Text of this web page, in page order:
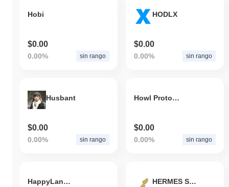
Hobi
$0.00
0.00% sin rango
HODLX
$0.00
0.00% sin rango
Husbant
$0.00
0.00% sin rango
Howl Protocol
$0.00
0.00% sin rango
HappyLand Reward Token HERMES Shares